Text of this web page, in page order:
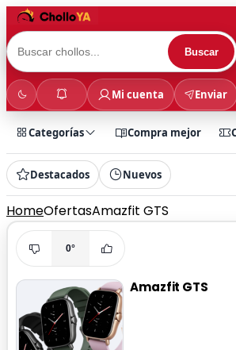
Buscar
Mi cuenta Enviar
Categorías Compra mejor
Destacados Nuevos
HomeOfertasAmazfit GTS
0°
Amazfit GTS